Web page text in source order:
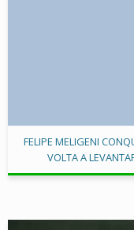
FELIPE MELIGENI
VOLTA A